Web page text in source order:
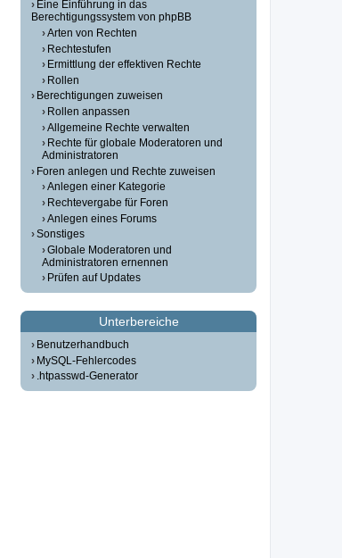
Eine Einführung in das
Berechtigungssystem von phpBB
Arten von Rechten
Rechtestufen
Ermittlung der effektiven Rechte
Rollen
Berechtigungen zuweisen
Rollen anpassen
Allgemeine Rechte verwalten
Rechte für globale Moderatoren und
Administratoren
Foren anlegen und Rechte zuweisen
Anlegen einer Kategorie
Rechtevergabe für Foren
Anlegen eines Forums
Sonstiges
Globale Moderatoren und
Administratoren ernennen
Prüfen auf Updates
Unterbereiche
Benutzerhandbuch
MySQL-Fehlercodes
.htpasswd-Generator